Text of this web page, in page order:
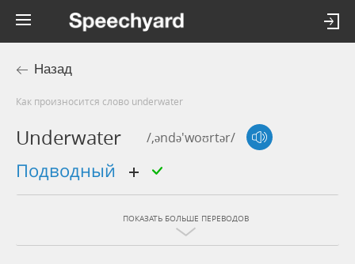
Назад
Как произносится слово underwater
Underwater /,əndə'woʊrtər/
подводный
ПОКАЗАТЬ БОЛЬШЕ ПЕРЕВОДОВ